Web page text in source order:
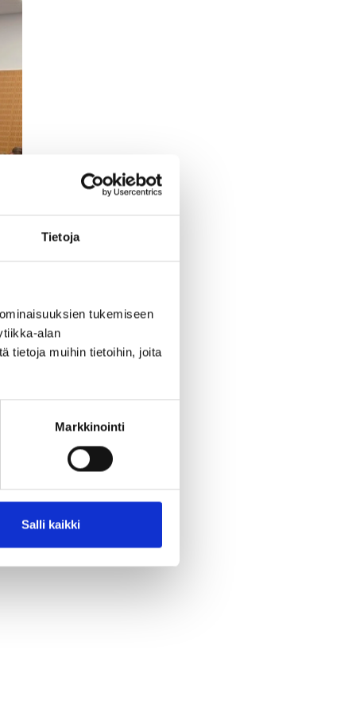
Tietoja
tukemiseen
alan
tietoja muihin tietoihin, joita
Markkinointi
Salli kaikki